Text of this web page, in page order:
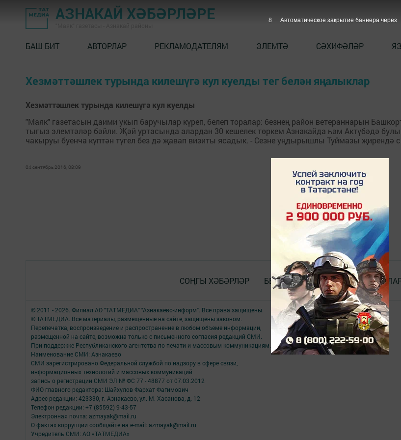
АЗНАКАЙ ХӘБӘРЛӘРЕ
БАШ БИТ АВТОРЛАР РЕКЛАМОДАТЕЛЯМ ЭЛЕМТӘ СӘХИФӘЛӘР
Хезмәттәшлек турында килешүгә кул куелды тег белән яңалыклар
Хезмәттәшлек турында килешүгә кул куелды
"Маяк" газетасын даими укып баручылар күреп, белеп торалар: безнең район ветераннарын
тыгыз элемтәләр бәйли. Җәй уртасында алардан 30 кешелек төркем Азнакайда һәм Актүбәдә
чакыруы буенча күптән түгел без дә җавап визиты ясадык. - Сезне уңдырышлы Туймазы җирендә
04 сентябрь 2016, 08:09
СОҢГЫ ХӘБӘРЛӘР БЕЗ_WhatsApp_та
© 2011 - 2026. Филиал АО "ТАТМЕДИА" "Азнакаево-информ". Все права защищены.
© ТАТМЕДИА. Все материалы, размещенные на сайте, защищены законом.
Перепечатка, воспроизведение и распространение в любом объеме информации,
размещенной на сайте, возможна только с письменного согласия редакций СМИ.
При поддержке Республиканского агентства по печати и массовым коммуникациям.
Наименование СМИ: Азнакаево
СМИ зарегистрировано Федеральной службой по надзору в сфере связи,
информационных технологий и массовых коммуникаций
запись о регистрации СМИ ЭЛ № ФС 77 - 48877 от 07.03.2012
ФИО главного редактора: Шайхулов Фархат Фагимович
Адрес редакции: 423330, г. Азнакаево, ул. М. Хасанова, д. 12
Телефон редакции: +7 (85592) 9-43-57
Электронная почта: azmayak@mail.ru
О фактах коррупции сообщайте на e-mail: azmayak@mail.ru
Учредитель СМИ: АО «ТАТМЕДИА»
7 Автоматическое закрытие баннера через